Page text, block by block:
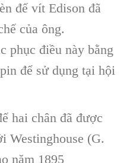
đế vít Edison đã
của ông.
phục điều này bằng
để sử dụng tại hội
hai chân đã được
Westinghouse (G.
năm 1895